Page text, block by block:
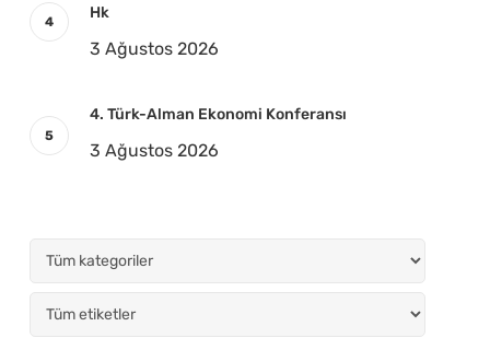
Hk
3 Ağustos 2026
4. Türk-Alman Ekonomi Konferansı
3 Ağustos 2026